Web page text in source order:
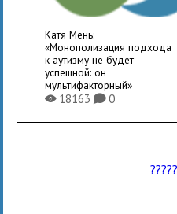
Катя Мень:
«Монополизация подхода
к аутизму не будет
успешной: он
мультифакторный»
X18163K0